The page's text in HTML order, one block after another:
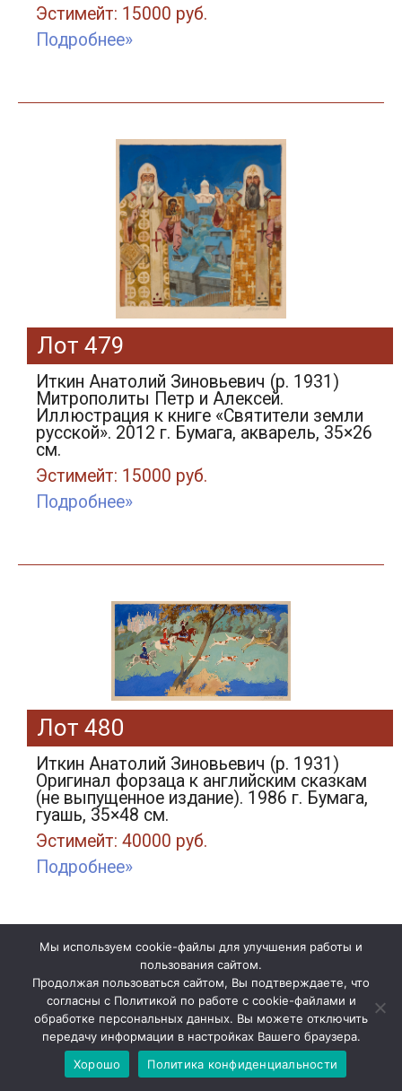
Эстимейт: 15000 руб.
Подробнее»
Лот 479
Иткин Анатолий Зиновьевич (р. 1931)
Митрополиты Петр и Алексей.
Иллюстрация к книге «Святители земли
русской». 2012 г. Бумага, акварель, 35×26
см.
Эстимейт: 15000 руб.
Подробнее»
Лот 480
Иткин Анатолий Зиновьевич (р. 1931)
Оригинал форзаца к английским сказкам
(не выпущенное издание). 1986 г. Бумага,
гуашь, 35×48 см.
Эстимейт: 40000 руб.
Подробнее»
Мы используем cookie-файлы для улучшения работы и
пользования сайтом.
Продолжая пользоваться сайтом, Вы подтверждаете, что
согласны с Политикой по работе с cookie-файлами и
обработке персональных данных. Вы можете отключить
передачу информации в настройках Вашего браузера.
Хорошо
Политика конфиденциальности